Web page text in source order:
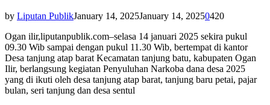
by Liputan PublikJanuary 14, 2025January 14, 20250420
Ogan ilir,liputanpublik.com–selasa 14 januari 2025 sekira pukul
09.30 Wib sampai dengan pukul 11.30 Wib, bertempat di kantor
Desa tanjung atap barat Kecamatan tanjung batu, kabupaten Ogan
Ilir, berlangsung kegiatan Penyuluhan Narkoba dana desa 2025
yang di ikuti oleh desa tanjung atap barat, tanjung baru petai, pajar
bulan, seri tanjung dan desa sentul